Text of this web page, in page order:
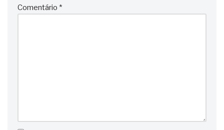
Comentário *